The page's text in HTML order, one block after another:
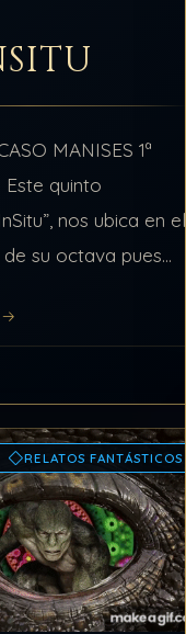
MANISES 1ª
quinto
nos ubica en el
su octava pues
en cuanto a…
RELATOS FANTÁSTICOS